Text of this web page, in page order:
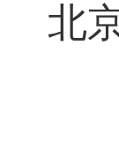
北